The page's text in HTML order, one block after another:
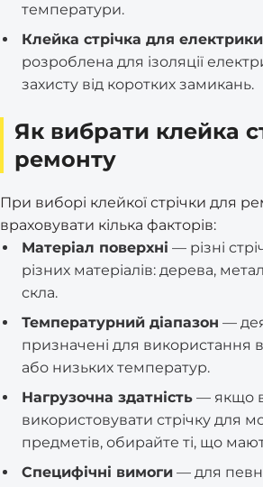
температури.
Клейка стрічка для електрики
розроблена для ізоляції
захисту від коротких замикань.
Як вибрати клейка
ремонту
При виборі клейкої стрічки для
враховувати кілька факторів:
Матеріал поверхні — різні
різних матеріалів: дерева,
скла.
Температурний діапазон —
призначені для використання
або низьких температур.
Нагрузочна здатність — якщо
використовувати стрічку для
предметів, обирайте ті, що
Специфічні вимоги — для